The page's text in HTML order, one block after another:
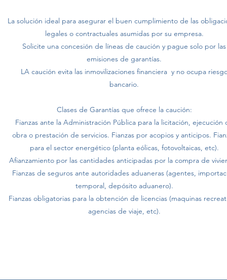
La solución ideal para asegurar el buen cumplimiento de las
legales o contractuales asumidas por su empresa.
Solicite una concesión de líneas de caución y pague solo por las
emisiones de garantías.
LA caución evita las inmovilizaciones financiera y no ocupa
bancario.
Clases de Garantías que ofrece la caución:
Fianzas ante la Administración Pública para la licitación, ejecución
obra o prestación de servicios. Fianzas por acopios y anticipos.
para el sector energético (planta eólicas, fotovoltaicas, etc).
Afianzamiento por las cantidades anticipadas por la compra de
Fianzas de seguros ante autoridades aduaneras (agentes,
temporal, depósito aduanero).
Fianzas obligatorias para la obtención de licencias (maquinas
agencias de viaje, etc).